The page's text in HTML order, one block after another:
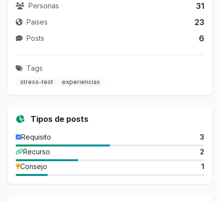
Personas 31
Paises 23
Posts 6
Tags
stress-test experiencias
Tipos de posts
Requisito
3
Recurso
2
Consejo
1